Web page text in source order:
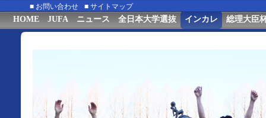
■ お問い合わせ ■ サイトマップ
HOME JUFA ニュース 全日本大学選抜 インカレ 総理大臣